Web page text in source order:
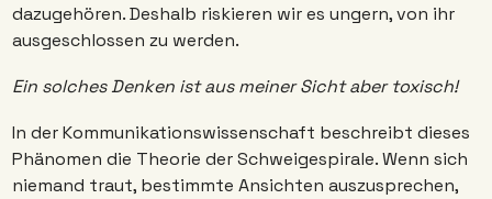
dazugehören. Deshalb riskieren wir es ungern, von ihr
ausgeschlossen zu werden.
Ein solches Denken ist aus meiner Sicht aber toxisch!
In der Kommunikationswissenschaft beschreibt dieses
Phänomen die Theorie der Schweigespirale. Wenn sich
niemand traut, bestimmte Ansichten auszusprechen,